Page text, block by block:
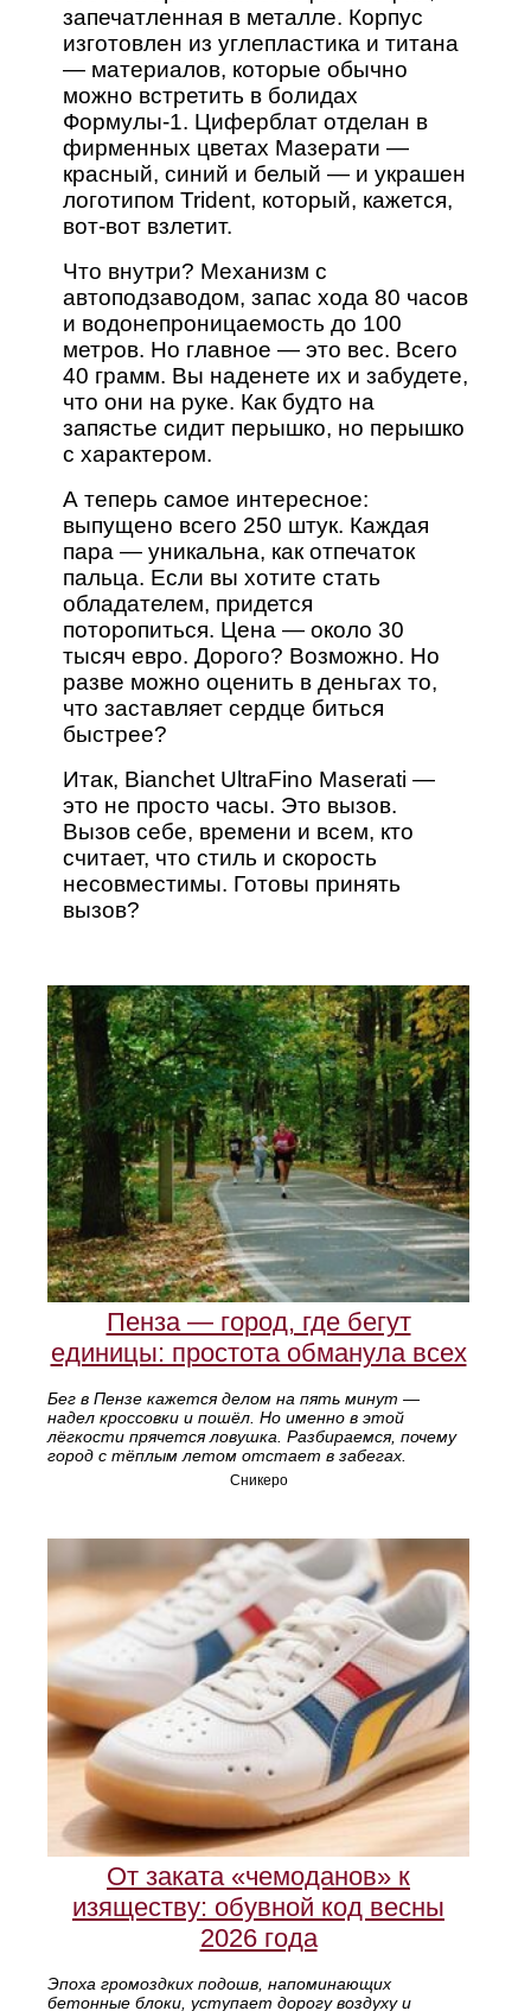
запечатленная в металле. Корпус
изготовлен из углепластика и титана
— материалов, которые обычно
можно встретить в болидах
Формулы-1. Циферблат отделан в
фирменных цветах Мазерати —
красный, синий и белый — и украшен
логотипом Trident, который, кажется,
вот-вот взлетит.
Что внутри? Механизм с
автоподзаводом, запас хода 80 часов
и водонепроницаемость до 100
метров. Но главное — это вес. Всего
40 грамм. Вы наденете их и забудете,
что они на руке. Как будто на
запястье сидит перышко, но перышко
с характером.
А теперь самое интересное:
выпущено всего 250 штук. Каждая
пара — уникальна, как отпечаток
пальца. Если вы хотите стать
обладателем, придется
поторопиться. Цена — около 30
тысяч евро. Дорого? Возможно. Но
разве можно оценить в деньгах то,
что заставляет сердце биться
быстрее?
Итак, Bianchet UltraFino Maserati —
это не просто часы. Это вызов.
Вызов себе, времени и всем, кто
считает, что стиль и скорость
несовместимы. Готовы принять
вызов?
Пенза — город, где бегут
единицы: простота обманула всех
Бег в Пензе кажется делом на пять минут —
надел кроссовки и пошёл. Но именно в этой
лёгкости прячется ловушка. Разбираемся, почему
город с тёплым летом отстает в забегах.
Сникеро
От заката «чемоданов» к
изяществу: обувной код весны
2026 года
Эпоха громоздких подошв, напоминающих
бетонные блоки, уступает дорогу воздуху и